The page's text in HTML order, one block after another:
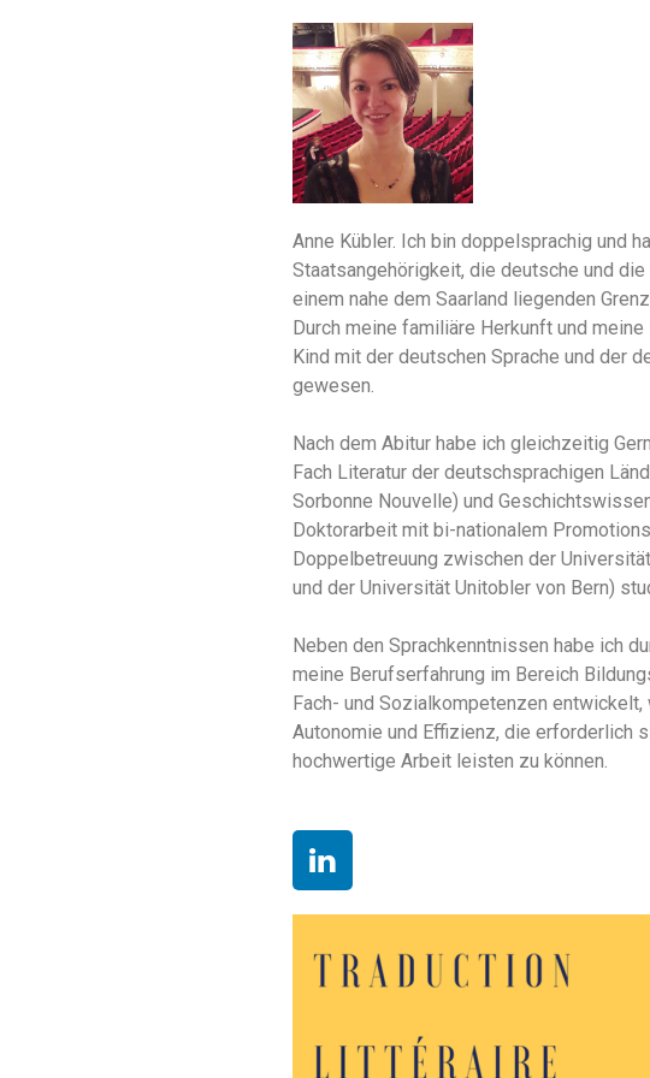
Anne Kübler. Ich bin doppelsprachig und
Staatsangehörigkeit, die deutsche und
einem nahe dem Saarland liegenden
Durch meine familiäre Herkunft und
Kind mit der deutschen Sprache und der
gewesen.
Nach dem Abitur habe ich gleichzeitig
Fach Literatur der deutschsprachigen
Sorbonne Nouvelle) und
Doktorarbeit mit bi-nationalem
Doppelbetreuung zwischen der
und der Universität Unitobler von Bern)
Neben den Sprachkenntnissen habe ich
meine Berufserfahrung im Bereich
Fach- und Sozialkompetenzen entwickelt,
Autonomie und Effizienz, die erforderlich
hochwertige Arbeit leisten zu können.